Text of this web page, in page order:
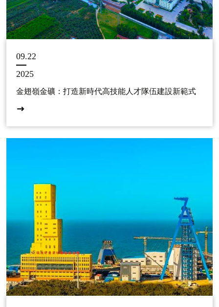
09.22
2025
金翅嶺金礦：打造新時代高技能人才隊伍建設新範式